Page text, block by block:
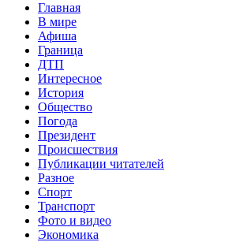
Главная
В мире
Афиша
Граница
ДТП
Интересное
История
Общество
Погода
Президент
Происшествия
Публикации читателей
Разное
Спорт
Транспорт
Фото и видео
Экономика